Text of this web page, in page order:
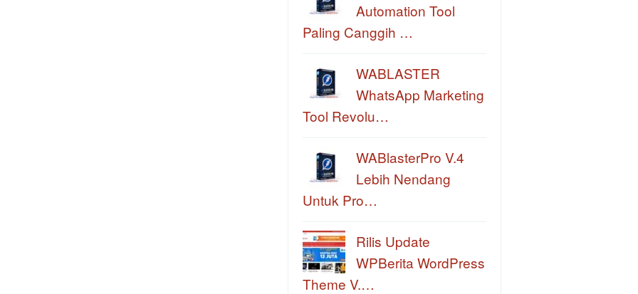
Automation Tool
Paling Canggih …
WABLASTER
WhatsApp Marketing
Tool Revolu…
WABlasterPro V.4
Lebih Nendang
Untuk Pro…
Rilis Update
WPBerita WordPress
Theme V.…